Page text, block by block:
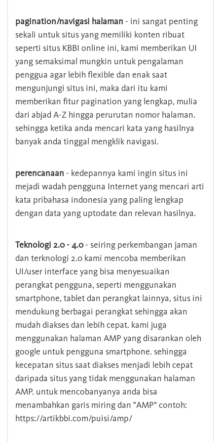
pagination/navigasi halaman - ini sangat penting
sekali untuk situs yang memiliki konten ribuat
seperti situs KBBI online ini, kami memberikan UI
yang semaksimal mungkin untuk pengalaman
penggua agar lebih flexible dan enak saat
mengunjungi situs ini, maka dari itu kami
memberikan fitur pagination yang lengkap, mulia
dari abjad A-Z hingga perurutan nomor halaman.
sehingga ketika anda mencari kata yang hasilnya
banyak anda tinggal mengklik navigasi.
perencanaan - kedepannya kami ingin situs ini
mejadi wadah pengguna Internet yang mencari arti
kata pribahasa indonesia yang paling lengkap
dengan data yang uptodate dan relevan hasilnya.
Teknologi 2.0 - 4.0- seiring perkembangan jaman
dan terknologi 2.0 kami mencoba memberikan
UI/user interface yang bisa menyesuaikan
perangkat pengguna, seperti menggunakan
smartphone, tablet dan perangkat lainnya, situs ini
mendukung berbagai perangkat sehingga akan
mudah diakses dan lebih cepat. kami juga
menggunakan halaman AMP yang disarankan oleh
google untuk pengguna smartphone. sehingga
kecepatan situs saat diakses menjadi lebih cepat
daripada situs yang tidak menggunakan halaman
AMP. untuk mencobanyanya anda bisa
menambahkan garis miring dan "AMP" contoh:
https://artikbbi.com/puisi/amp/